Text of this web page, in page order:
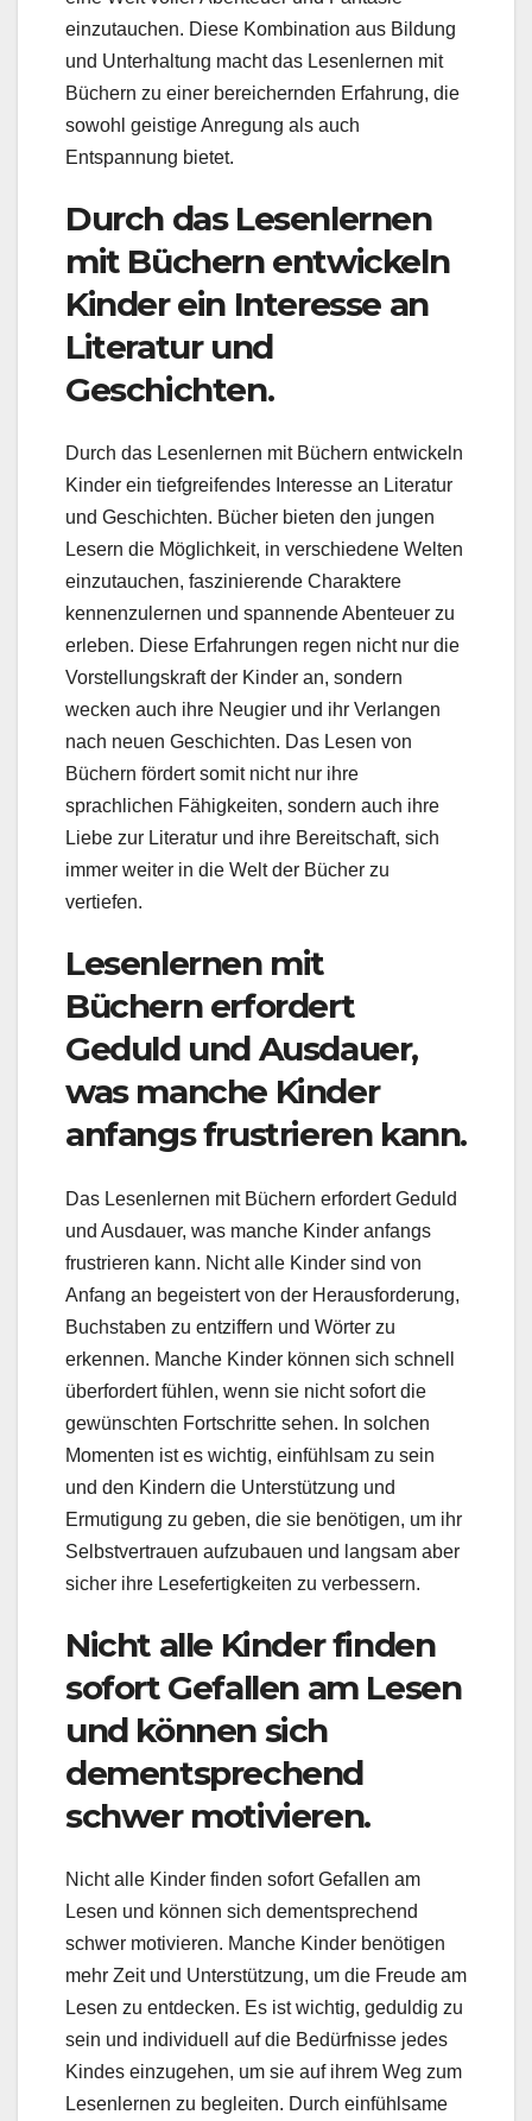
einzutauchen. Diese Kombination aus Bildung
und Unterhaltung macht das Lesenlernen mit
Büchern zu einer bereichernden Erfahrung, die
sowohl geistige Anregung als auch
Entspannung bietet.
Durch das Lesenlernen
mit Büchern entwickeln
Kinder ein Interesse an
Literatur und
Geschichten.
Durch das Lesenlernen mit Büchern entwickeln
Kinder ein tiefgreifendes Interesse an Literatur
und Geschichten. Bücher bieten den jungen
Lesern die Möglichkeit, in verschiedene Welten
einzutauchen, faszinierende Charaktere
kennenzulernen und spannende Abenteuer zu
erleben. Diese Erfahrungen regen nicht nur die
Vorstellungskraft der Kinder an, sondern
wecken auch ihre Neugier und ihr Verlangen
nach neuen Geschichten. Das Lesen von
Büchern fördert somit nicht nur ihre
sprachlichen Fähigkeiten, sondern auch ihre
Liebe zur Literatur und ihre Bereitschaft, sich
immer weiter in die Welt der Bücher zu
vertiefen.
Lesenlernen mit
Büchern erfordert
Geduld und Ausdauer,
was manche Kinder
anfangs frustrieren kann.
Das Lesenlernen mit Büchern erfordert Geduld
und Ausdauer, was manche Kinder anfangs
frustrieren kann. Nicht alle Kinder sind von
Anfang an begeistert von der Herausforderung,
Buchstaben zu entziffern und Wörter zu
erkennen. Manche Kinder können sich schnell
überfordert fühlen, wenn sie nicht sofort die
gewünschten Fortschritte sehen. In solchen
Momenten ist es wichtig, einfühlsam zu sein
und den Kindern die Unterstützung und
Ermutigung zu geben, die sie benötigen, um ihr
Selbstvertrauen aufzubauen und langsam aber
sicher ihre Lesefertigkeiten zu verbessern.
Nicht alle Kinder finden
sofort Gefallen am Lesen
und können sich
dementsprechend
schwer motivieren.
Nicht alle Kinder finden sofort Gefallen am
Lesen und können sich dementsprechend
schwer motivieren. Manche Kinder benötigen
mehr Zeit und Unterstützung, um die Freude am
Lesen zu entdecken. Es ist wichtig, geduldig zu
sein und individuell auf die Bedürfnisse jedes
Kindes einzugehen, um sie auf ihrem Weg zum
Lesenlernen zu begleiten. Durch einfühlsame